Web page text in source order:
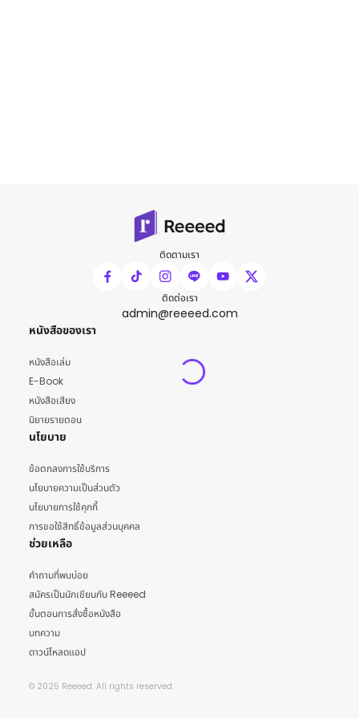
ติดตามเรา
ติดต่อเรา
admin@reeeed.com
หนังสือของเรา
หนังสือเล่ม
E-Book
หนังสือเสียง
นิยายรายตอน
นโยบาย
ข้อตกลงการใช้บริการ
นโยบายความเป็นส่วนตัว
นโยบายการใช้คุกกี้
การขอใช้สิทธิ์ข้อมูลส่วนบุคคล
ช่วยเหลือ
คำถามที่พบบ่อย
สมัครเป็นนักเขียนกับ Reeeed
ขั้นตอนการสั่งซื้อหนังสือ
บทความ
ดาวน์โหลดแอป
© 2025 Reeeed. All rights reserved.